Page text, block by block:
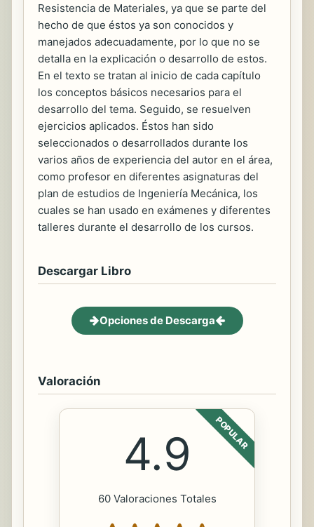
Resistencia de Materiales, ya que se parte del
hecho de que éstos ya son conocidos y
manejados adecuadamente, por lo que no se
detalla en la explicación o desarrollo de estos.
En el texto se tratan al inicio de cada capítulo
los conceptos básicos necesarios para el
desarrollo del tema. Seguido, se resuelven
ejercicios aplicados. Éstos han sido
seleccionados o desarrollados durante los
varios años de experiencia del autor en el área,
como profesor en diferentes asignaturas del
plan de estudios de Ingeniería Mecánica, los
cuales se han usado en exámenes y diferentes
talleres durante el desarrollo de los cursos.
Descargar Libro
Opciones de Descarga
Valoración
POPULAR
4.9
60 Valoraciones Totales